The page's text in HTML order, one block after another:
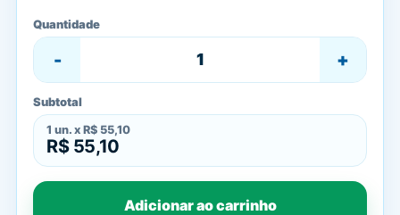
Quantidade
- +
Subtotal
1 un. x R$ 55,10
R$ 55,10
Adicionar ao carrinho